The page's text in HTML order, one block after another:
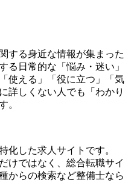
する身近な情報が集まった
る日常的な「悩み・迷い」
使える」「役に立つ」「気
詳しくない人でも「わかり
。
化した求人サイトです。
けではなく、総合転職サイ
からの検索など整備士なら